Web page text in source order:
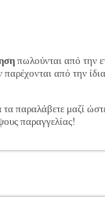
πωλούνται από την
από την
παραλάβετε μαζί
παραγγελίας!